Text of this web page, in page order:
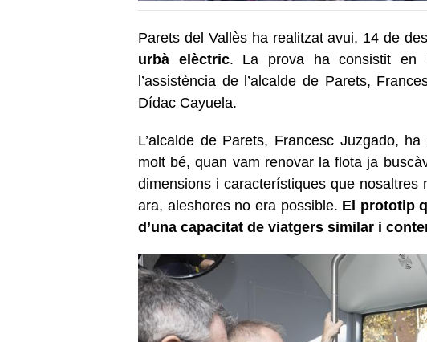
Parets del Vallès ha realitzat avui, 14 de
urbà elèctric. La prova ha consistit en
l’assistència de l’alcalde de Parets,
Dídac Cayuela.
L’alcalde de Parets, Francesc Juzgado,
molt bé, quan vam renovar la flota ja
dimensions i característiques que
ara, aleshores no era possible. El prototip
d’una capacitat de viatgers similar i